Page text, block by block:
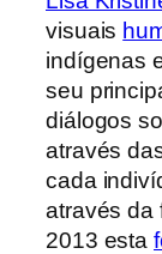
visuais
indígenas
seu
diálogos
através
cada
através da
2013 esta